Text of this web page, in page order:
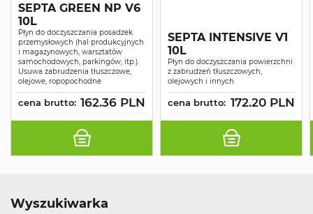
SEPTA GREEN NP V6
10L
Płyn do doczyszczania posadzek
przemysłowych (hal produkcyjnych
i magazynowych, warsztatów
samochodowych, parkingów, itp.).
Usuwa zabrudzenia tłuszczowe,
olejowe, ropopochodne
cena brutto: 162.36 PLN
SEPTA INTENSIVE V1
10L
Płyn do doczyszczania powierzchni
z zabrudzeń tłuszczowych,
olejowych i innych
cena brutto: 172.20 PLN
Wyszukiwarka